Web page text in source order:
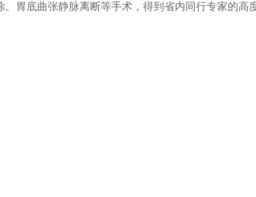
胃底曲张静脉离断等手术，得到省内同行专家的高